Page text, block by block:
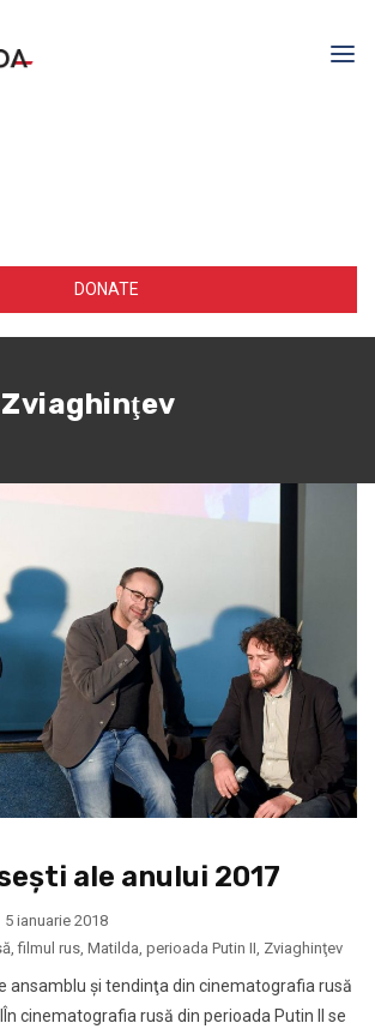
DONATE
Zviaghinţev
ale anului 2017
5 ianuarie 2018
,filmul rus Matilda perioada Putin II Zviaghinţev
ansamblu şi tendinţa din cinematografia rusă
cinematografia rusă din perioada Putin II se